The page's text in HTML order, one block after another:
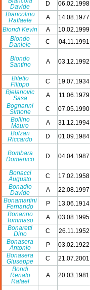
Davide
D 06.02.1998
Biancolino
Raffaele
A 14.08.1977
Biondi Kevin
A 10.02.1999
Biondo
Daniele
C 04.11.1991
Biondo
Santino
A 03.12.1992
Bitetto
Filippo
C 19.07.1934
Bjelanovic
Sasa
A 11.06.1979
Bognanni
Simone
C 07.05.1990
Bollino
Mauro
A 31.12.1994
Bolzan
Riccardo
D 01.09.1984
Bombara
Domenico
D 04.04.1987
Bonacci
Augusto
C 17.02.1958
Bonadio
Davide
A 22.08.1997
Bonamartini
Fernando
P 13.06.1914
Bonanno
Tommaso
A 03.08.1995
Bonaretti
Dino
C 26.11.1952
Bonasera
Antonio
P 03.02.1922
Bonasera
Giuseppe
C 21.07.2001
Bondi
Renato
Rafael
A 20.03.1981